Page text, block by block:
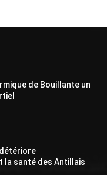
de Bouillante un
la santé des Antillais